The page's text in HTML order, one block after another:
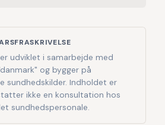
udviklet i samarbejde med
og bygger på
sundhedskilder. Indholdet er
ikke en konsultation hos
sundhedspersonale.